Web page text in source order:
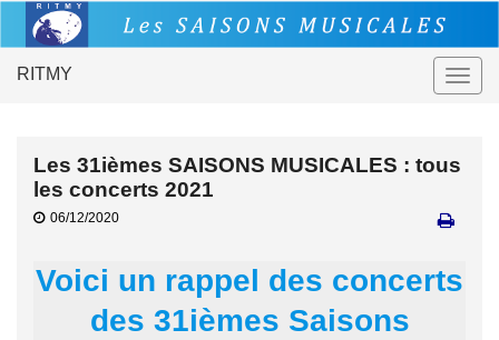
RITMY
Les 31ièmes SAISONS MUSICALES : tous
les concerts 2021
06/12/2020
Voici un rappel des concerts
des 31ièmes Saisons